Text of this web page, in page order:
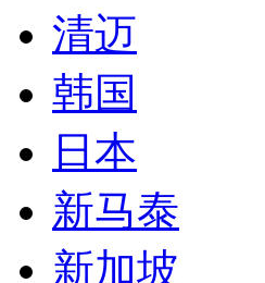
清迈
韩国
日本
新马泰
新加坡